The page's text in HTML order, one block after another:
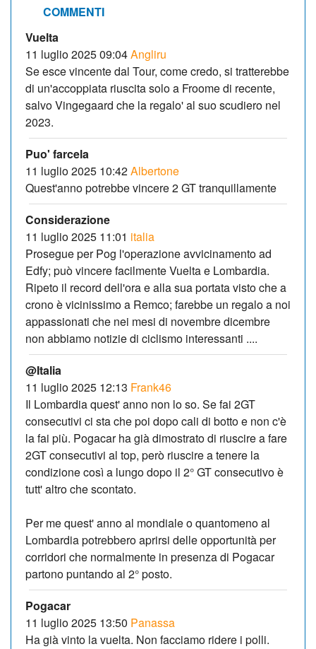
COMMENTI
Vuelta
11 luglio 2025 09:04Angliru
Se esce vincente dal Tour, come credo, si tratterebbe
di un'accoppiata riuscita solo a Froome di recente,
salvo Vingegaard che la regalo' al suo scudiero nel
2023.
Puo' farcela
11 luglio 2025 10:42Albertone
Quest'anno potrebbe vincere 2 GT tranquillamente
Considerazione
11 luglio 2025 11:01 italia
Prosegue per Pog l'operazione avvicinamento ad
Edfy; può vincere facilmente Vuelta e Lombardia.
Ripeto il record dell'ora e alla sua portata visto che a
crono è vicinissimo a Remco; farebbe un regalo a noi
appassionati che nei mesi di novembre dicembre
non abbiamo notizie di ciclismo interessanti ....
@Italia
11 luglio 2025 12:13 Frank46
Il Lombardia quest' anno non lo so. Se fai 2GT
consecutivi ci sta che poi dopo cali di botto e non c'è
la fai più. Pogacar ha già dimostrato di riuscire a fare
2GT consecutivi al top, però riuscire a tenere la
condizione così a lungo dopo il 2° GT consecutivo è
tutt' altro che scontato.
Per me quest' anno al mondiale o quantomeno al
Lombardia potrebbero aprirsi delle opportunità per
corridori che normalmente in presenza di Pogacar
partono puntando al 2° posto.
Pogacar
11 luglio 2025 13:50 Panassa
Ha già vinto la vuelta. Non facciamo ridere i polli.